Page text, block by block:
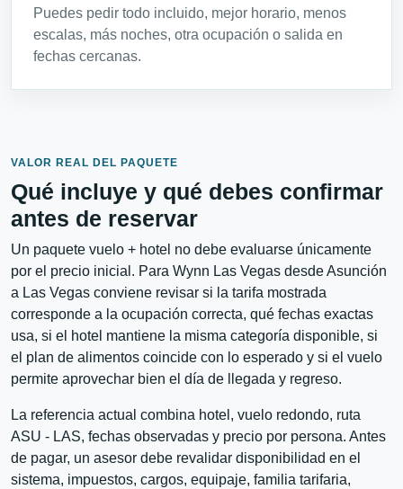
Puedes pedir todo incluido, mejor horario, menos
escalas, más noches, otra ocupación o salida en
fechas cercanas.
VALOR REAL DEL PAQUETE
Qué incluye y qué debes confirmar
antes de reservar
Un paquete vuelo + hotel no debe evaluarse únicamente
por el precio inicial. Para Wynn Las Vegas desde Asunción
a Las Vegas conviene revisar si la tarifa mostrada
corresponde a la ocupación correcta, qué fechas exactas
usa, si el hotel mantiene la misma categoría disponible, si
el plan de alimentos coincide con lo esperado y si el vuelo
permite aprovechar bien el día de llegada y regreso.
La referencia actual combina hotel, vuelo redondo, ruta
ASU - LAS, fechas observadas y precio por persona. Antes
de pagar, un asesor debe revalidar disponibilidad en el
sistema, impuestos, cargos, equipaje, familia tarifaria,